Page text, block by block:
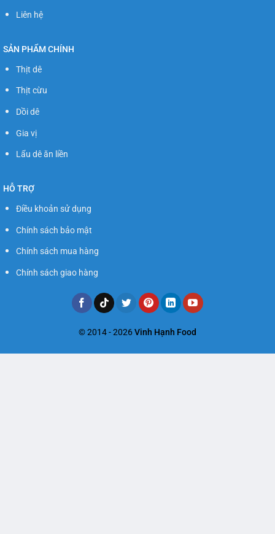
Liên hệ
SẢN PHẨM CHÍNH
Thịt dê
Thịt cừu
Dồi dê
Gia vị
Lẩu dê ăn liền
HỖ TRỢ
Điều khoản sử dụng
Chính sách bảo mật
Chính sách mua hàng
Chính sách giao hàng
© 2014 - 2026Vinh Hạnh Food